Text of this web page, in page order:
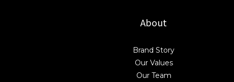
About
Brand Story
Our Values
Our Team